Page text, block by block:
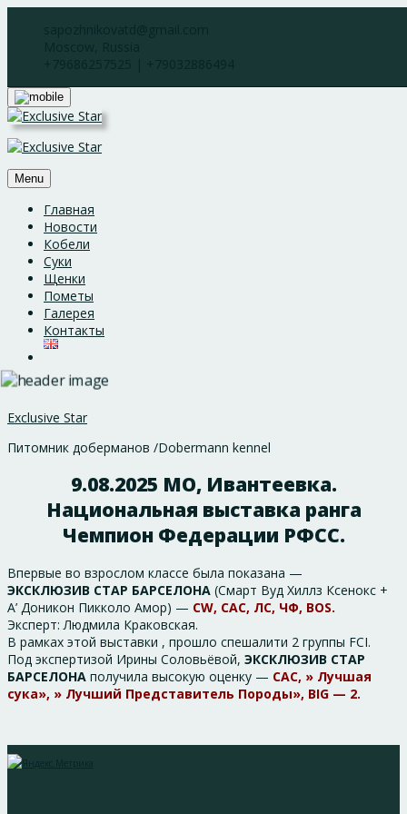
Menu
Главная
Новости
Кобели
Суки
Щенки
Пометы
Галерея
Контакты
Exclusive Star
Питомник доберманов /Dobermann kennel
9.08.2025 МО, Ивантеевка.
Национальная выставка ранга
Чемпион Федерации РФСС.
Впервые во взрослом классе была показана —
ЭКСКЛЮЗИВ СТАР БАРСЕЛОНА (Смарт Вуд Хиллз Ксенокс +
А’ Доникон Пикколо Амор) — CW, CAC, ЛС, ЧФ, BOS.
Эксперт: Людмила Краковская.
В рамках этой выставки , прошло спешалити 2 группы FCI.
Под экспертизой Ирины Соловьёвой, ЭКСКЛЮЗИВ СТАР
БАРСЕЛОНА получила высокую оценку — САС, » Лучшая
сука», » Лучший Представитель Породы», BIG — 2.